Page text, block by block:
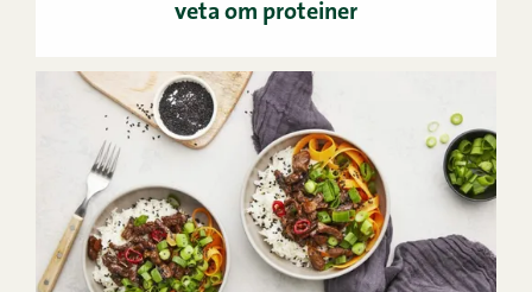
veta om proteiner